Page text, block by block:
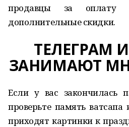
продавцы за оплату
дополнительные скидки.
ТЕЛЕГРАМ
ЗАНИМАЮТ
Если у вас закончилась
проверьте память
приходят картинки к